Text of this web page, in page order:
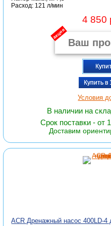
Расход: 121 л/мин
4 850
акция
Купить в
Условия
В наличии на
Срок поставки - от
Доставим
ACR Дренажный насос 400LD-4